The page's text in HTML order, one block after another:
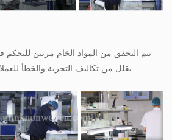
يتم التحقق من المواد الخام مرتين
يقلل من تكاليف التجربة والخطأ